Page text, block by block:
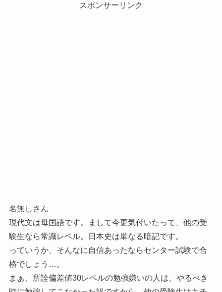
スポンサーリンク
名無しさん
現代文は母国語です。まして今更気付いたって、他の受
験生なら常識レベル。日本史は単なる暗記です。
っていうか、そんなに自信あったならセンター試験で合
格でしょう…。
まぁ、所詮偏差値30レベルの勉強嫌いの人は、やるべき